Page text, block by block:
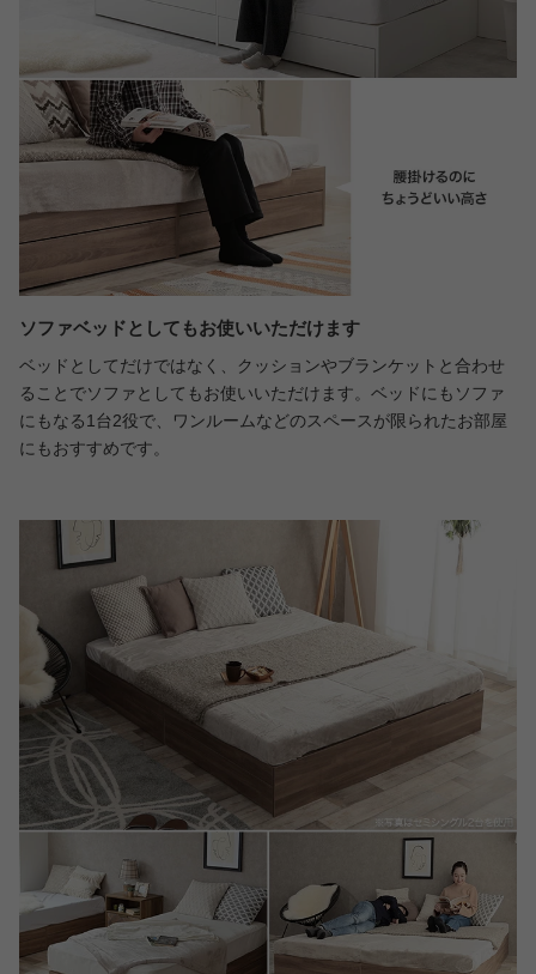
ソファベッドとしてもお使いいただけます
ベッドとしてだけではなく、クッションやブランケットと合わせ
ることでソファとしてもお使いいただけます。ベッドにもソファ
にもなる1台2役で、ワンルームなどのスペースが限られたお部屋
にもおすすめです。